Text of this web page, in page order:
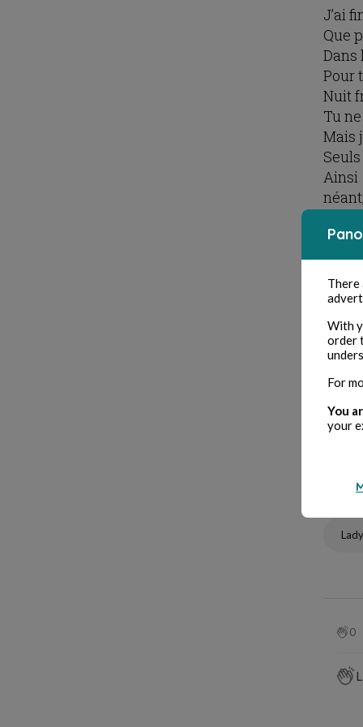
J’ai
Que
Dans
Pour
Nuit
Tu
Mais
Ainsi
0
There
With
order
For
You
your